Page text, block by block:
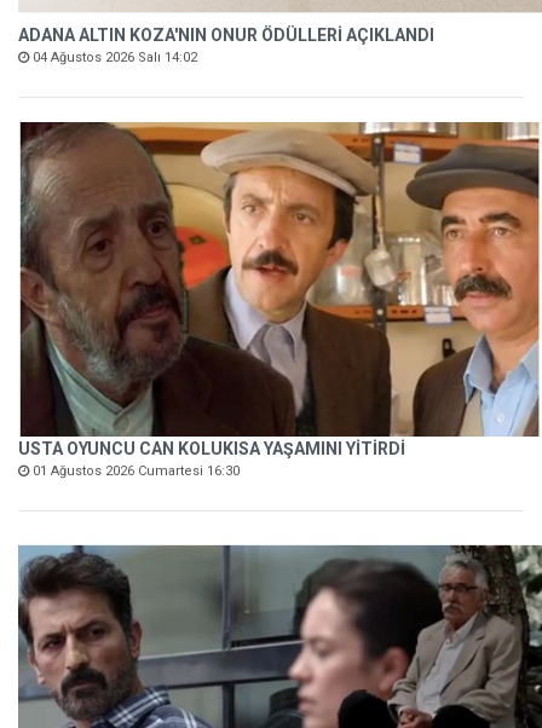
ADANA ALTIN KOZA'NIN ONUR ÖDÜLLERİ AÇIKLANDI
04 Ağustos 2026 Salı 14:02
USTA OYUNCU CAN KOLUKISA YAŞAMINI YİTİRDİ
01 Ağustos 2026 Cumartesi 16:30